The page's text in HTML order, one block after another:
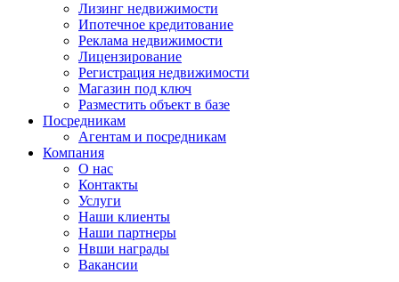
Лизинг недвижимости
Ипотечное кредитование
Реклама недвижимости
Лицензирование
Регистрация недвижимости
Магазин под ключ
Разместить объект в базе
Посредникам
Агентам и посредникам
Компания
О нас
Контакты
Услуги
Наши клиенты
Наши партнеры
Нвши награды
Вакансии